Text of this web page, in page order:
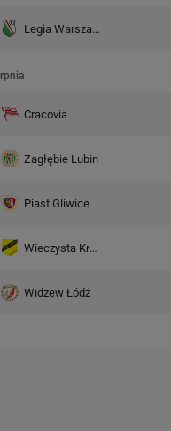
Legia Warszawa
Cracovia
Zagłębie Lubin
Piast Gliwice
Wieczysta Kraków
Widzew Łódź